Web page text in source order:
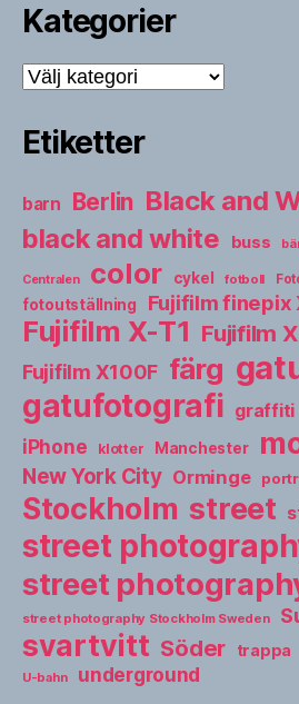
Kategorier
Kategorier
Etiketter
barn Berlin Black and
black and white
buss
Centralen color cykel fotboll
fotoutställning Fujifilm finepix
Fujifilm X-T1 Fujifilm
Fujifilm X100F färg
gatufotografi graffiti
iPhone klotter Manchester
New York City Orminge
Stockholm street
street
street
street photography Stockholm Sweden
svartvitt Söder trappa
U-bahn underground